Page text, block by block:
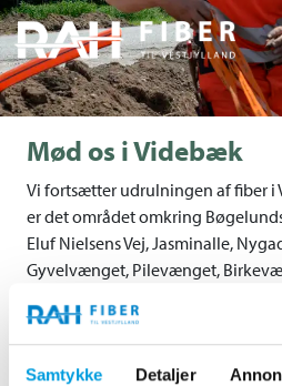
Samtykke Detaljer
Mød os i Videbæk
Vi fortsætter udrulningen af fiber i
er det området omkring
Eluf Nielsens Vej, Jasminalle,
Gyvelvænget, Pilevænget,
Håndværkervej, Højvangsvej, der
Derfor kan du møde os og høre
fibermuligheder.